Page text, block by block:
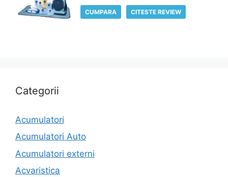
CUMPARA CITESTE REVIEW
Categorii
Acumulatori
Acumulatori Auto
Acumulatori externi
Acvaristica